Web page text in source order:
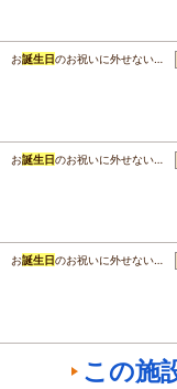
お誕生日のお祝いに外せない…
お誕生日のお祝いに外せない…
お誕生日のお祝いに外せない…
この施